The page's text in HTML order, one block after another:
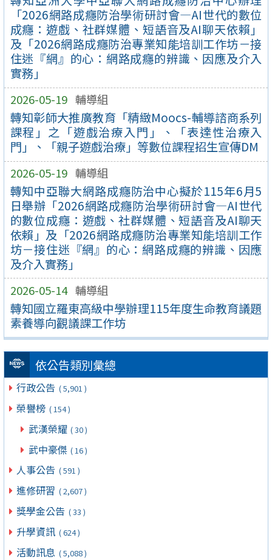
「2026網路成癮防治學術研討會—AI世代的數位
成癮：遊戲、社群媒體、短語音及AI聊天依賴」
及「2026網路成癮防治專業知能培訓工作坊－接
住迷『網』的心：網路成癮的辨識、因應及介入
實務」
2026-05-19 輔導組
轉知彰師大推廣教育「精緻Moocs-輔導諮商系列
課程」之「遊戲治療入門」、「表達性治療入
門」、「親子遊戲治療」等數位課程招生宣傳DM
2026-05-19 輔導組
轉知中亞聯大網路成癮防治中心擬於115年6月5
日舉辦「2026網路成癮防治學術研討會—AI世代
的數位成癮：遊戲、社群媒體、短語音及AI聊天
依賴」及「2026網路成癮防治專業知能培訓工作
坊－接住迷『網』的心：網路成癮的辨識、因應
及介入實務」
2026-05-14 輔導組
轉知國立羅東高級中學辦理115年度生命教育議題
素養導向觀議課工作坊
依公告類別彙總
行政公告 ( 5,901 )
榮譽榜 ( 154 )
武漢榮耀 ( 30 )
武中豪傑 ( 16 )
人事公告 ( 591 )
進修研習 ( 2,607 )
獎學金公告 ( 33 )
升學資訊 ( 624 )
活動訊息 ( 5,088 )